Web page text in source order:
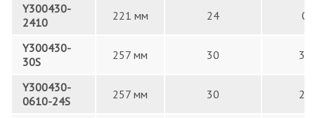
Y300430-
2410
221 мм 24 0
Y300430-
30S
257 мм 30 30
Y300430-
0610-24S
257 мм 30 24